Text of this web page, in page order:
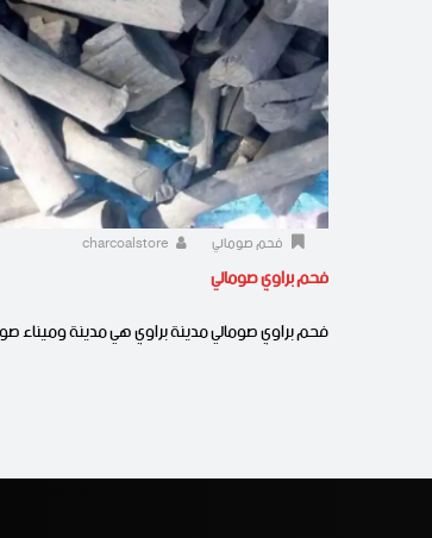
فحم صومالي
فحم براوي صومالي
فحم براوي صومالي مدينة براوي هي مدينة وميناء